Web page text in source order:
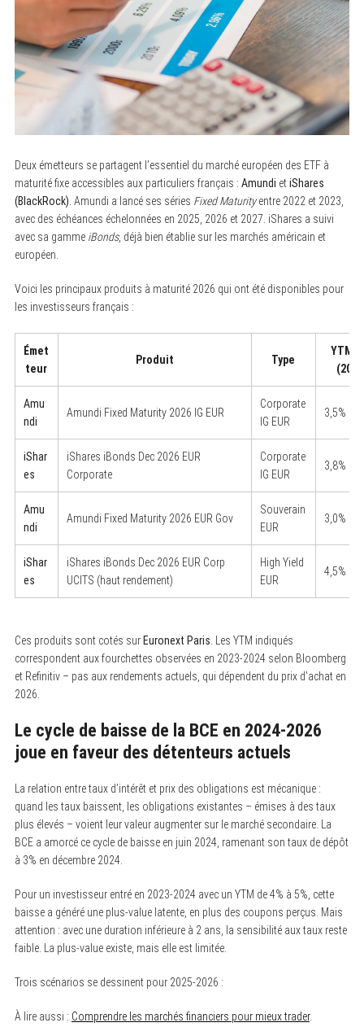
Deux émetteurs se partagent l’essentiel du marché européen des ETF à
maturité fixe accessibles aux particuliers français : Amundi etiShares
(BlackRock) . Amundi a lancé ses séries Fixed Maturityentre 2022 et 2023,
avec des échéances échelonnées en 2025, 2026 et 2027. iShares a suivi
avec sa gamme iBonds, déjà bien établie sur les marchés américain et
européen.
Voici les principaux produits à maturité 2026 qui ont été disponibles pour
les investisseurs français :
Émet
teur
Produit Type
YTM
Amu
ndi
Amundi Fixed Maturity 2026 IG EUR
Corporate
IG EUR
3,5% –
iShar
es
iShares iBonds Dec 2026 EUR
Corporate
Corporate
IG EUR
3,8% –
Amu
ndi
Amundi Fixed Maturity 2026 EUR Gov
Souverain
EUR
3,0% –
iShar
es
iShares iBonds Dec 2026 EUR Corp
UCITS (haut rendement)
High Yield
EUR
4,5% –
Ces produits sont cotés sur Euronext Paris . Les YTM indiqués
correspondent aux fourchettes observées en 2023-2024 selon Bloomberg
et Refinitiv – pas aux rendements actuels, qui dépendent du prix d’achat en
2026.
Le cycle de baisse de la BCE en 2024-2026
joue en faveur des détenteurs actuels
La relation entre taux d’intérêt et prix des obligations est mécanique :
quand les taux baissent, les obligations existantes – émises à des taux
plus élevés – voient leur valeur augmenter sur le marché secondaire. La
BCE a amorcé ce cycle de baisse en juin 2024, ramenant son taux de dépôt
à 3% en décembre 2024.
Pour un investisseur entré en 2023-2024 avec un YTM de 4% à 5%, cette
baisse a généré une plus-value latente, en plus des coupons perçus. Mais
attention : avec une duration inférieure à 2 ans, la sensibilité aux taux reste
faible. La plus-value existe, mais elle est limitée.
Trois scénarios se dessinent pour 2025-2026 :
À lire aussi : Comprendre les marchés financiers pour mieux trader.
S
e
c
o